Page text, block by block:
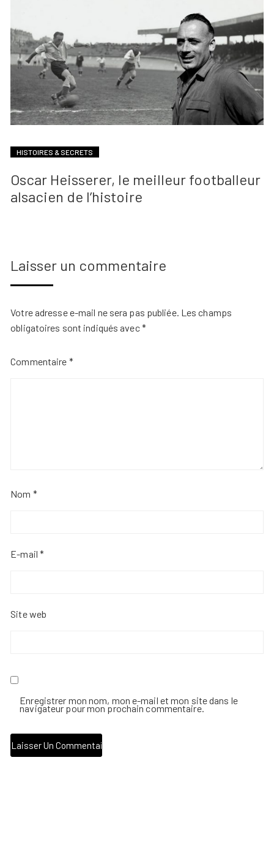
HISTOIRES & SECRETS
Oscar Heisserer, le meilleur footballeur
alsacien de l’histoire
Laisser un commentaire
Votre adresse e-mail ne sera pas publiée. Les champs
obligatoires sont indiqués avec*
Commentaire *
Nom *
E-mail*
Site web
Enregistrer mon nom, mon e-mail et mon site dans le
navigateur pour mon prochain commentaire.